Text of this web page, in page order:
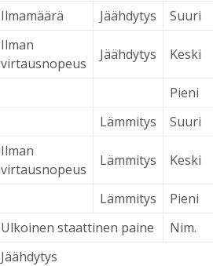
Ilmamäärä Jäähdytys
Suuri
Ilman
virtausnopeus
Jäähdytys Keski
Pieni
Lämmitys
Suuri
Ilman
virtausnopeus
Lämmitys Keski
Lämmitys
Pieni
Ulkoinen staattinen paine
Nim.
Jäähdytys